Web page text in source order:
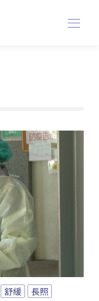
舒緩 長照